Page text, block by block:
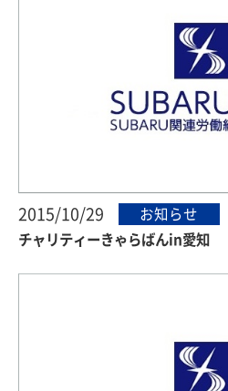
2015/10/29
お知らせ
チャリティーきゃらばんin愛知